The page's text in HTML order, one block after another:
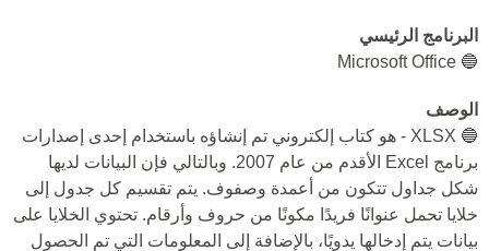
البرنامج الرئيسي
🔵 Microsoft Office
الوصف
🔵 XLSX - هو كتاب إلكتروني تم إنشاؤه باستخدام إحدى إصدارات
برنامج Excel الأقدم من عام 2007. وبالتالي فإن البيانات لديها
شكل جداول تتكون من أعمدة وصفوف. يتم تقسيم كل جدول إلى
خلايا تحمل عنوانًا فريدًا مكونًا من حروف وأرقام. تحتوي الخلايا على
بيانات يتم إدخالها يدويًا، بالإضافة إلى المعلومات التي تم الحصول